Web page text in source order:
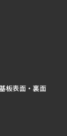
板表面・裏面